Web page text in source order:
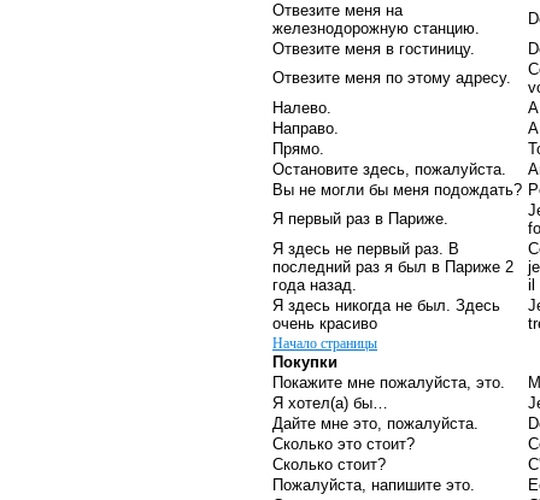
Отвезите меня на
железнодорожную станцию.
Отвезите меня в гостиницу.
Отвезите меня по этому адресу.
Налево.
Направо.
Прямо.
Остановите здесь, пожалуйста.
Вы не могли бы меня подождать?
Я первый раз в Париже.
Я здесь не первый раз. В
последний раз я был в Париже 2
года назад.
il
Я здесь никогда не был. Здесь
очень красиво
Начало страницы
Покупки
Покажите мне пожалуйста, это.
Я хотел(а) бы…
Дайте мне это, пожалуйста.
Сколько это стоит?
Сколько стоит?
Пожалуйста, напишите это.